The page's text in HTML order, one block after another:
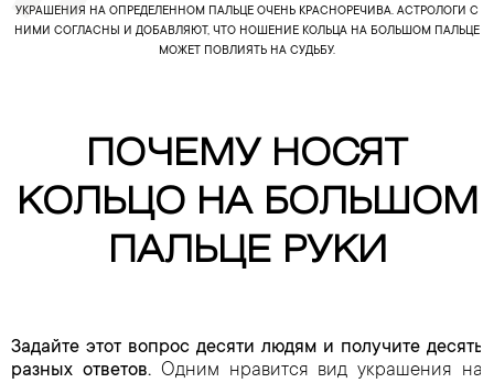
УКРАШЕНИЯ НА ОПРЕДЕЛЕННОМ ПАЛЬЦЕ ОЧЕНЬ КРАСНОРЕЧИВА. АСТРОЛОГИ С
НИМИ СОГЛАСНЫ И ДОБАВЛЯЮТ, ЧТО НОШЕНИЕ КОЛЬЦА НА БОЛЬШОМ ПАЛЬЦЕ
МОЖЕТ ПОВЛИЯТЬ НА СУДЬБУ.
ПОЧЕМУ НОСЯТ
КОЛЬЦО НА БОЛЬШОМ
ПАЛЬЦЕ РУКИ
Задайте этот вопрос десяти людям и получите десять
разных ответов.Одним нравится вид украшения на